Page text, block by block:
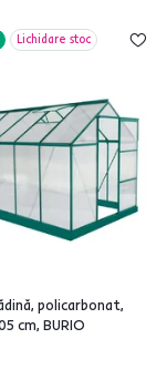
Lichidare stoc
policarbonat,
cm, BURIO